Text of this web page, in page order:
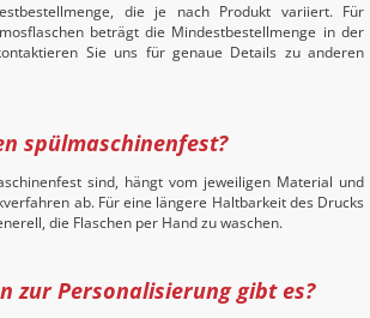
die je nach Produkt variiert. Für
beträgt die Mindestbestellmenge in der
Sie uns für genaue Details zu anderen
spülmaschinenfest?
sind, hängt vom jeweiligen Material und
ab. Für eine längere Haltbarkeit des Drucks
die Flaschen per Hand zu waschen.
zur Personalisierung gibt es?